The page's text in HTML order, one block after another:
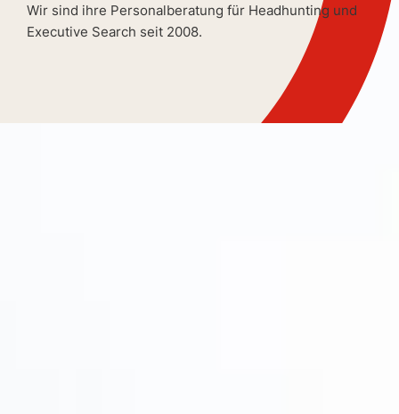
Wir sind ihre Personalberatung für Headhunting und
Executive Search seit 2008.